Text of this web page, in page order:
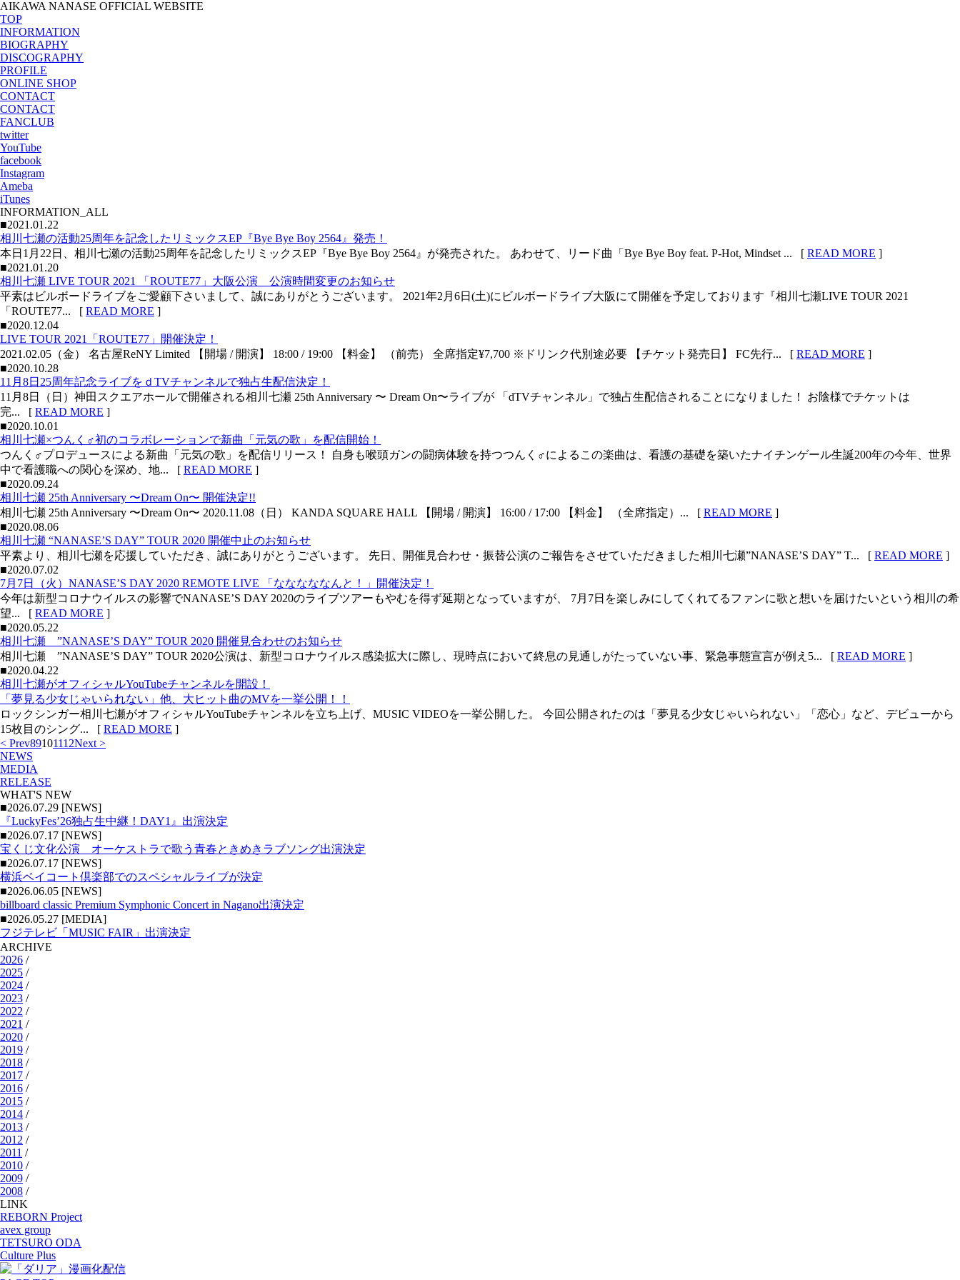
AIKAWA NANASE OFFICIAL WEBSITE
TOP
INFORMATION
BIOGRAPHY
DISCOGRAPHY
PROFILE
ONLINE SHOP
CONTACT
CONTACT
FANCLUB
twitter
YouTube
facebook
Instagram
Ameba
iTunes
INFORMATION_ALL
■2021.01.22
相川七瀬の活動25周年を記念したリミックスEP『Bye Bye Boy 2564』発売！
本日1月22日、相川七瀬の活動25周年を記念したリミックスEP『Bye Bye Boy 2564』が発売された。 あわせて、リード曲「Bye Bye Boy feat. P-Hot, Mindset ... [ READ MORE ]
■2021.01.20
相川七瀬 LIVE TOUR 2021 「ROUTE77」大阪公演 公演時間変更のお知らせ
平素はビルボードライブをご愛顧下さいまして、誠にありがとうございます。 2021年2月6日(土)にビルボードライブ大阪にて開催を予定しております『相川七瀬LIVE TOUR 2021
「ROUTE77... [ READ MORE ]
■2020.12.04
LIVE TOUR 2021「ROUTE77」開催決定！
2021.02.05（金） 名古屋ReNY Limited 【開場 / 開演】 18:00 / 19:00 【料金】 （前売） 全席指定¥7,700 ※ドリンク代別途必要 【チケット発売日】 FC先行... [ READ MORE ]
■2020.10.28
11月8日25周年記念ライブをｄTVチャンネルで独占生配信決定！
11月8日（日）神田スクエアホールで開催される相川七瀬 25th Anniversary 〜 Dream On〜ライブが 「dTVチャンネル」で独占生配信されることになりました！ お陰様でチケットは
完... [ READ MORE ]
■2020.10.01
相川七瀬×つんく♂初のコラボレーションで新曲「元気の歌」を配信開始！
つんく♂プロデュースによる新曲「元気の歌」を配信リリース！ 自身も喉頭ガンの闘病体験を持つつんく♂によるこの楽曲は、看護の基礎を築いたナイチンゲール生誕200年の今年、世界
中で看護職への関心を深め、地... [ READ MORE ]
■2020.09.24
相川七瀬 25th Anniversary 〜Dream On〜 開催決定!!
相川七瀬 25th Anniversary 〜Dream On〜 2020.11.08（日） KANDA SQUARE HALL 【開場 / 開演】 16:00 / 17:00 【料金】 （全席指定）... [ READ MORE ]
■2020.08.06
相川七瀬 “NANASE’S DAY” TOUR 2020 開催中止のお知らせ
平素より、相川七瀬を応援していただき、誠にありがとうございます。 先日、開催見合わせ・振替公演のご報告をさせていただきました相川七瀬”NANASE’S DAY” T... [ READ MORE ]
■2020.07.02
7月7日（火）NANASE’S DAY 2020 REMOTE LIVE 「なななななんと！」開催決定！
今年は新型コロナウイルスの影響でNANASE’S DAY 2020のライブツアーもやむを得ず延期となっていますが、 7月7日を楽しみにしてくれてるファンに歌と想いを届けたいという相川の希
望... [ READ MORE ]
■2020.05.22
相川七瀬 ”NANASE’S DAY” TOUR 2020 開催見合わせのお知らせ
相川七瀬 ”NANASE’S DAY” TOUR 2020公演は、新型コロナウイルス感染拡大に際し、現時点において終息の見通しがたっていない事、緊急事態宣言が例え5... [ READ MORE ]
■2020.04.22
相川七瀬がオフィシャルYouTubeチャンネルを開設！
「夢見る少女じゃいられない」他、大ヒット曲のMVを一挙公開！！
ロックシンガー相川七瀬がオフィシャルYouTubeチャンネルを立ち上げ、MUSIC VIDEOを一挙公開した。 今回公開されたのは「夢見る少女じゃいられない」「恋心」など、デビューから
15枚目のシング... [ READ MORE ]
< Prev89101112Next >
NEWS
MEDIA
RELEASE
WHAT'S NEW
■2026.07.29 [NEWS]
『LuckyFes’26独占生中継！DAY1』出演決定
■2026.07.17 [NEWS]
宝くじ文化公演 オーケストラで歌う青春ときめきラブソング出演決定
■2026.07.17 [NEWS]
横浜ベイコート倶楽部でのスペシャルライブが決定
■2026.06.05 [NEWS]
billboard classic Premium Symphonic Concert in Nagano出演決定
■2026.05.27 [MEDIA]
フジテレビ「MUSIC FAIR」出演決定
ARCHIVE
2026 /
2025 /
2024 /
2023 /
2022 /
2021 /
2020 /
2019 /
2018 /
2017 /
2016 /
2015 /
2014 /
2013 /
2012 /
2011 /
2010 /
2009 /
2008 /
LINK
REBORN Project
avex group
TETSURO ODA
Culture Plus